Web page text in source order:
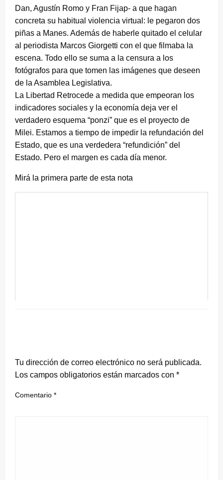
Dan, Agustín Romo y Fran Fijap- a que hagan
concreta su habitual violencia virtual: le pegaron dos
piñas a Manes. Además de haberle quitado el celular
al periodista Marcos Giorgetti con el que filmaba la
escena. Todo ello se suma a la censura a los
fotógrafos para que tomen las imágenes que deseen
de la Asamblea Legislativa.
La Libertad Retrocede a medida que empeoran los
indicadores sociales y la economía deja ver el
verdadero esquema “ponzi” que es el proyecto de
Milei. Estamos a tiempo de impedir la refundación del
Estado, que es una verdedera “refundición” del
Estado. Pero el margen es cada día menor.
Mirá la primera parte de esta nota
Tu dirección de correo electrónico no será publicada.
Los campos obligatorios están marcados con *
Comentario *